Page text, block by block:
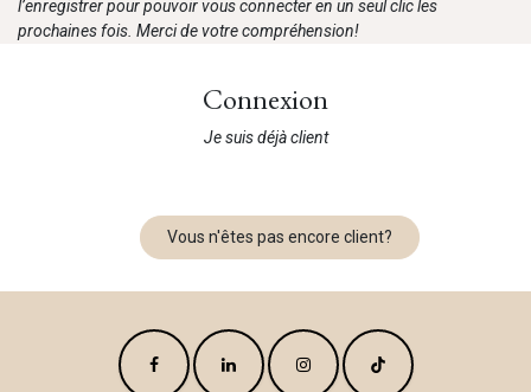
l’enregistrer pour pouvoir vous connecter en un seul clic les
prochaines fois. Merci de votre compréhension!
Connexion
Je suis déjà client
Vous n'êtes pas encore client?